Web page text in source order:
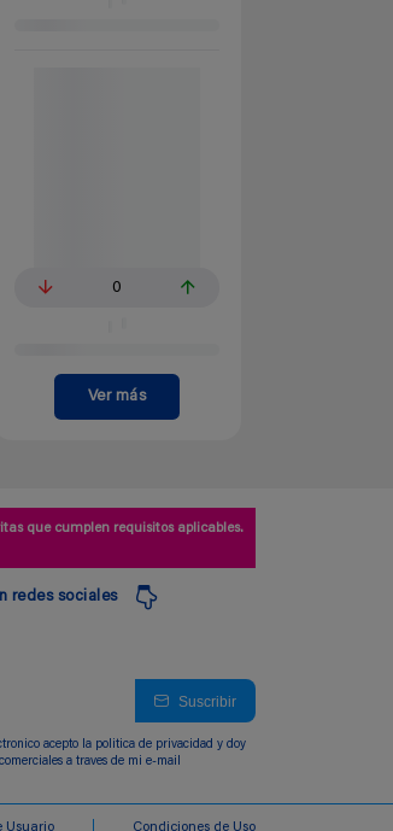
0
Ver más
que cumplen requisitos aplicables.
redes sociales
Suscribir
acepto la politica de privacidad y doy
a traves de mi e-mail
Usuario Condiciones de Uso